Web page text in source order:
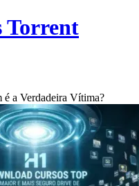
Torrent
a Verdadeira Vítima?